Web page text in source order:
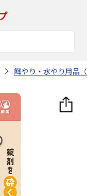
餌やり・水やり用品